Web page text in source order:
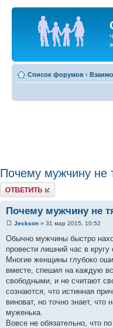
Список форумов ‹
Почему мужчину не
Ответить
Почему мужчину не
Jeckson » 31 мар 2015, 10:52
Обычно мужчины быстро
провести лишний час в
Многие женщины глубоко
вместе, спешил на каждую
свободными, и не считают
сознаются, что истинная
виноват, но точно знает,
муженька.
Вовсе не обязательно, что